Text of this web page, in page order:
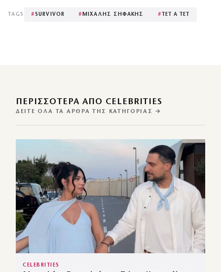
TAGS #SURVIVOR #ΜΙΧΑΛΗΣ ΣΗΦΑΚΗΣ # ΤΕΤ Α ΤΕΤ
ΠΕΡΙΣΣΌΤΕΡΑ ΑΠΌ CELEBRITIES
ΔΕΊΤΕ ΌΛΑ ΤΑ ΆΡΘΡΑ ΤΗΣ ΚΑΤΗΓΟΡΊΑΣ →
CELEBRITIES